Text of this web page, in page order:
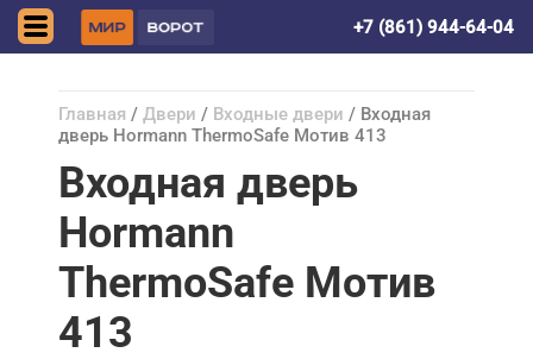
+7 (861) 944-64-04
Главная / Двери / Входные двери / Входная
дверь Hormann ThermoSafe Мотив 413
Входная дверь
Hormann
ThermoSafe Мотив
413